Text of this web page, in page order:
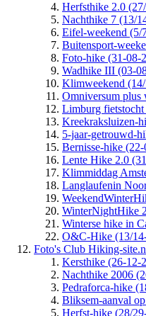
Herfsthike 2.0
Nachthike 7 (13/
Eifel-weekend (5/
Buitensport-
Foto-hike (31-08-
Wadhike III (03-
Klimweekend
Omniversum plus
Limburg
Kreekraksluizen-
5-jaar-getrouwd-
Bernisse-hike
Lente Hike 2.0
Klimmiddag
Langlaufenin
WinterNightHike
Winterse hike in
O&C-Hike (13/
Foto's Club Hiking-
Kersthike (26-12-
Nachthike 2006
Pedraforca-hike
Bliksem-aanval
Herfst-hike (28/